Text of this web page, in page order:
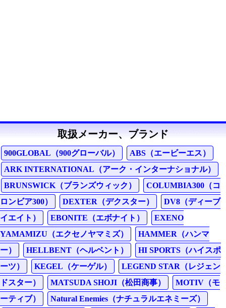
取扱メーカー、ブランド
900GLOBAL（900グローバル）
ABS（エービーエス）
ARK INTERNATIONAL（アーク・インターナショナル）
BRUNSWICK（ブランズウィック）
COLUMBIA300（コ
ロンビア300）
DEXTER（デクスター）
DV8（ディーブ
イエイト）
EBONITE（エボナイト）
EXENO
YAMAMIZU（エクセノヤマミズ）
HAMMER（ハンマ
ー）
HELLBENT（ヘルベント）
HI SPORTS（ハイスポ
ーツ）
KEGEL（ケーゲル）
LEGEND STAR（レジェン
ドスター）
MATSUDA SHOJI（松田商事）
MOTIV（モ
ーティブ）
Natural Enemies（ナチュラルエネミーズ）